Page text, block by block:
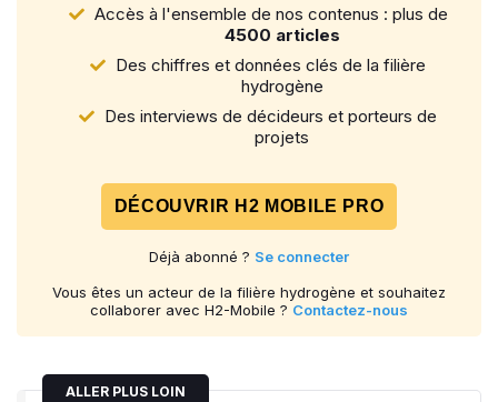
Accès à l'ensemble de nos contenus : plus de
4500 articles
Des chiffres et données clés de la filière
hydrogène
Des interviews de décideurs et porteurs de
projets
DÉCOUVRIR H2 MOBILE PRO
Déjà abonné ? Se connecter
Vous êtes un acteur de la filière hydrogène et souhaitez
collaborer avec H2-Mobile ? Contactez-nous
ALLER PLUS LOIN